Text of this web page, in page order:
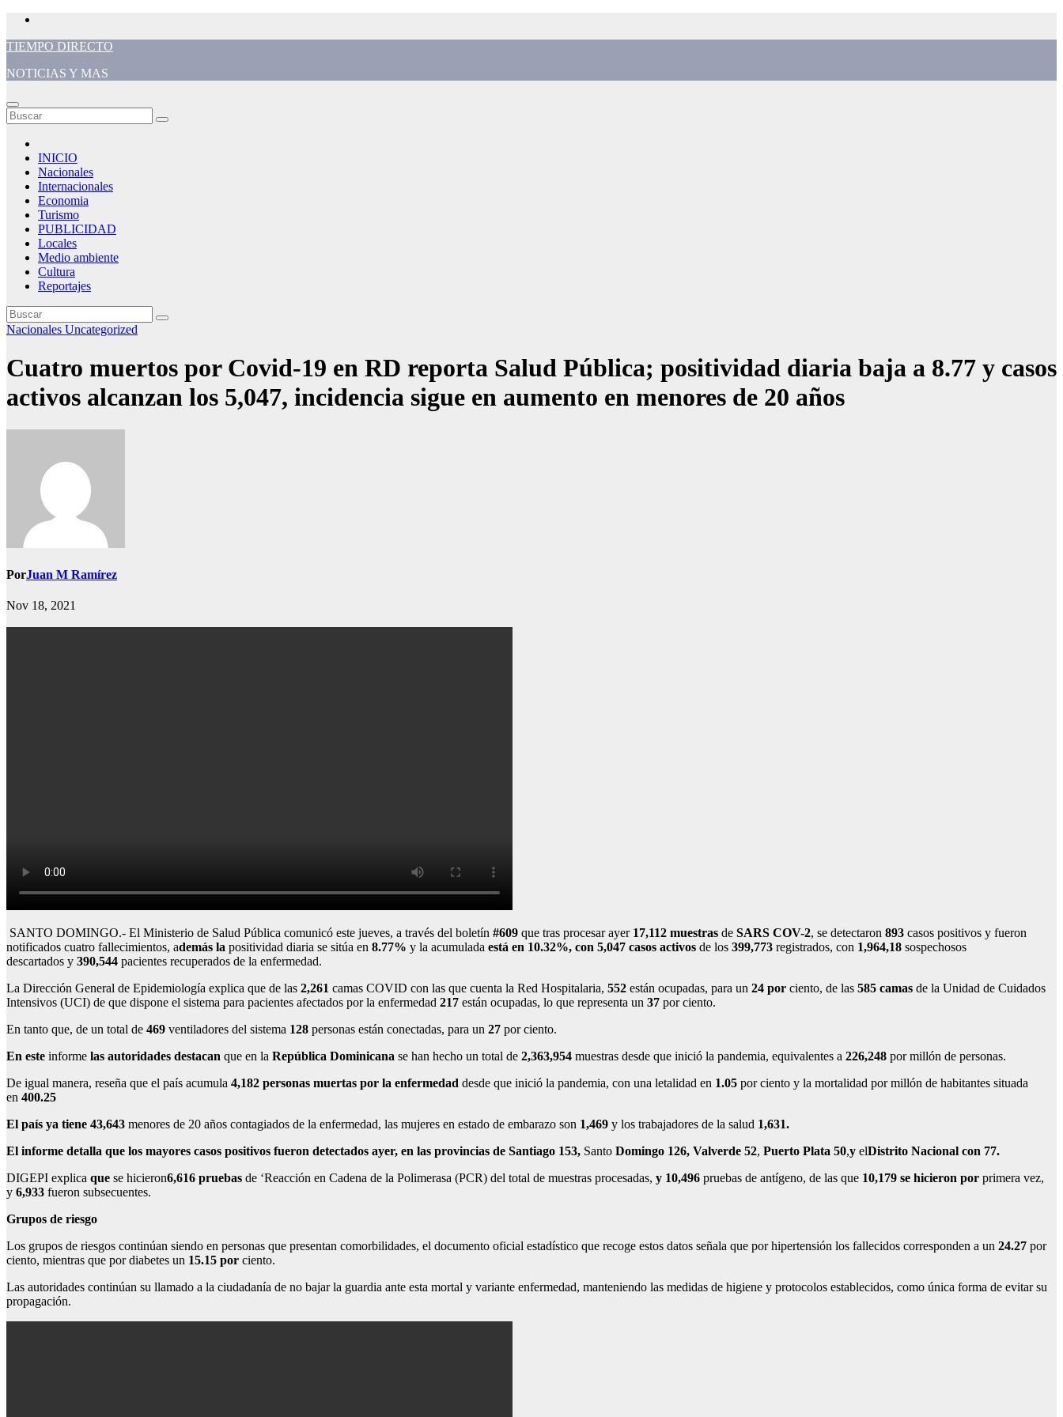
Saltar
contenido
TIEMPO DIRECTO
NOTICIAS Y MAS
INICIO
Nacionales
Internacionales
Economia
Turismo
PUBLICIDAD
Locales
Medio ambiente
Cultura
Reportajes
Nacionales Uncategorized
Cuatro muertos por Covid-19 en RD reporta Salud Pública; positividad diaria baja a 8.77 y casos
activos alcanzan los 5,047, incidencia sigue en aumento en menores de 20 años
PorJuan M Ramírez
Nov 18, 2021
SANTO DOMINGO.- El Ministerio de Salud Pública comunicó este jueves, a través del boletín #609 que tras procesar ayer 17,112 muestras de SARS COV-2, se detectaron 893 casos positivos y fueron
notificados cuatro fallecimientos, además la positividad diaria se sitúa en 8.77% y la acumulada está en 10.32%, con 5,047 casos activos de los 399,773 registrados, con 1,964,18 sospechosos
descartados y 390,544 pacientes recuperados de la enfermedad.
La Dirección General de Epidemiología explica que de las 2,261 camas COVID con las que cuenta la Red Hospitalaria, 552 están ocupadas, para un 24 por ciento, de las 585 camas de la Unidad de Cuidados
Intensivos (UCI) de que dispone el sistema para pacientes afectados por la enfermedad 217 están ocupadas, lo que representa un 37 por ciento.
En tanto que, de un total de 469 ventiladores del sistema 128 personas están conectadas, para un 27 por ciento.
En este informe las autoridades destacan que en la República Dominicana se han hecho un total de 2,363,954 muestras desde que inició la pandemia, equivalentes a 226,248 por millón de personas.
De igual manera, reseña que el país acumula 4,182 personas muertas por la enfermedad desde que inició la pandemia, con una letalidad en 1.05 por ciento y la mortalidad por millón de habitantes situada
en 400.25
El país ya tiene 43,643 menores de 20 años contagiados de la enfermedad, las mujeres en estado de embarazo son 1,469 y los trabajadores de la salud 1,631.
El informe detalla que los mayores casos positivos fueron detectados ayer, en las provincias de Santiago 153, Santo Domingo 126, Valverde 52, Puerto Plata 50,y elDistrito Nacional con 77.
DIGEPI explica que se hicieron6,616 pruebas de ‘Reacción en Cadena de la Polimerasa (PCR) del total de muestras procesadas, y 10,496 pruebas de antígeno, de las que 10,179 se hicieron por primera vez,
y 6,933 fueron subsecuentes.
Grupos de riesgo
Los grupos de riesgos continúan siendo en personas que presentan comorbilidades, el documento oficial estadístico que recoge estos datos señala que por hipertensión los fallecidos corresponden a un 24.27 por
ciento, mientras que por diabetes un 15.15 por ciento.
Las autoridades continúan su llamado a la ciudadanía de no bajar la guardia ante esta mortal y variante enfermedad, manteniendo las medidas de higiene y protocolos establecidos, como única forma de evitar su
propagación.